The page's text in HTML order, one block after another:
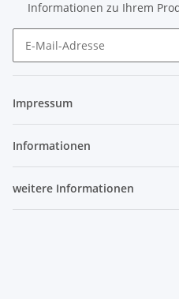
Informationen zu Ihrem
Impressum
Informationen
weitere Informationen